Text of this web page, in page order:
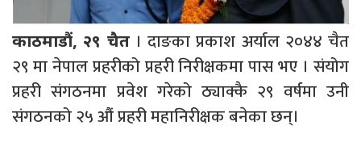
काठमाडौं, २९ चैत। दाङका प्रकाश अर्याल २०४४ चैत
२९ मा नेपाल प्रहरीको प्रहरी निरीक्षकमा पास भए । संयोग
प्रहरी संगठनमा प्रवेश गरेको ठ्याक्कै २९ वर्षमा उनी
संगठनको २५ औं प्रहरी महानिरीक्षक बनेका छन्।